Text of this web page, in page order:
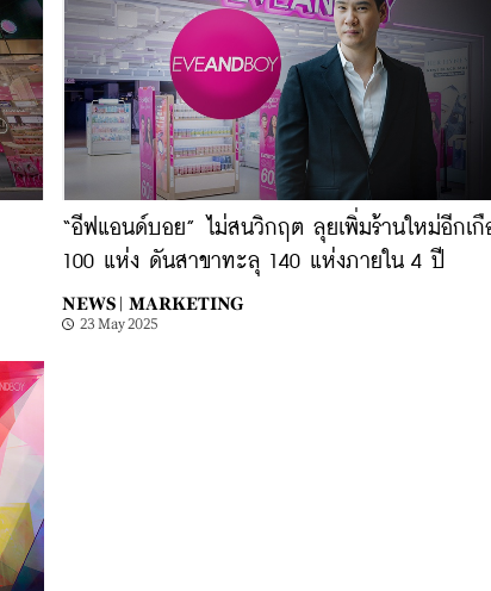
“อีฟแอนด์บอย” ไม่สนวิกฤต ลุยเพิ่มร้านใหม่อีกเกื
100 แห่ง ดันสาขาทะลุ 140 แห่งภายใน 4 ปี
NEWS | MARKETING
23 May 2025